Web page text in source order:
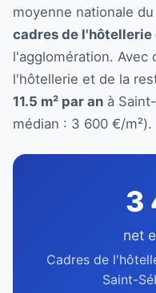
moyenne nationale
cadres de
l'agglomération. Avec
l'hôtellerie et de la
11.5 m² par an à
médian : 3 600 €/m²).
3
net
Cadres de
Saint-